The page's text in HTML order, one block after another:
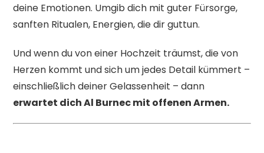
deine Emotionen. Umgib dich mit guter Fürsorge,
sanften Ritualen, Energien, die dir guttun.
Und wenn du von einer Hochzeit träumst, die von
Herzen kommt und sich um jedes Detail kümmert –
einschließlich deiner Gelassenheit – dann
erwartet dich Al Burnec mit offenen Armen.